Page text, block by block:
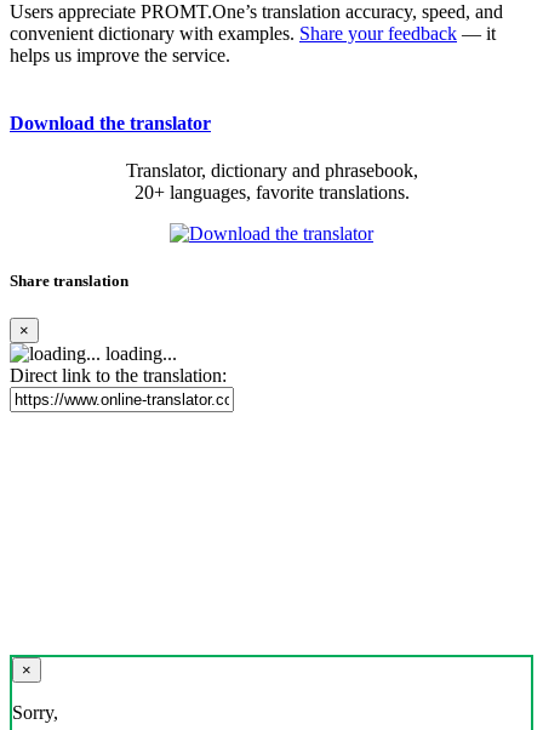
Users appreciate PROMT.One’s translation accuracy, speed, and
convenient dictionary with examples. Share your feedback — it
helps us improve the service.
Download the translator
Translator, dictionary and phrasebook,
20+ languages, favorite translations.
Share translation
×
loading...
Direct link to the translation:
×
Sorry,